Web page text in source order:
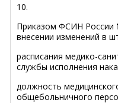
10.
Приказом ФСИН России
внесении изменений в
расписания медико-
службы исполнения
должность
общебольничного